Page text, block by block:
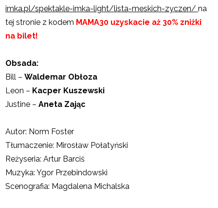
imka.pl/spektakle-imka-light/lista-meskich-zyczen/na
tej stronie z kodem MAMA30 uzyskacie aż 30% zniżki
na bilet!
Obsada:
Bill –Waldemar Obłoza
Leon – Kacper Kuszewski
Justine –Aneta Zając
Autor: Norm Foster
Tłumaczenie: Mirosław Połatyński
Reżyseria: Artur Barciś
Muzyka: Ygor Przebindowski
Scenografia: Magdalena Michalska